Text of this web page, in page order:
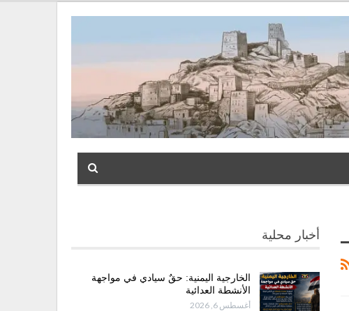
أخبار محلية
الخارجية اليمنية: حقٌ سيادي في مواجهة
الأنشطة العدائية
أغسطس 6, 2026